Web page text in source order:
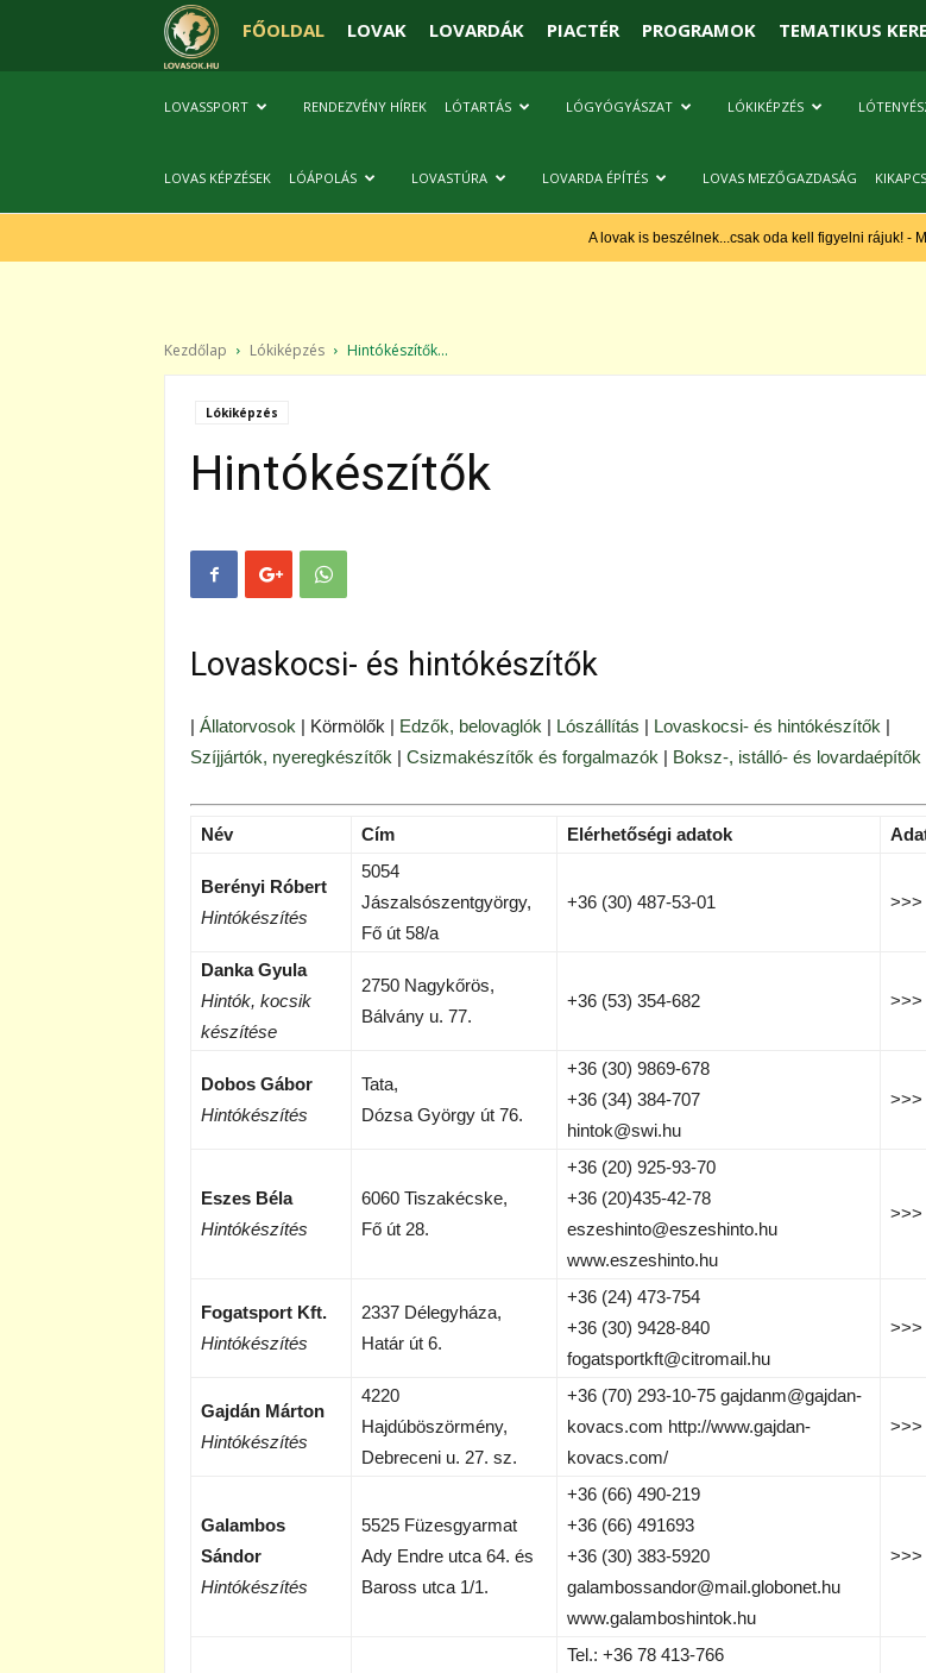
FŐOLDAL LOVAK LOVARDÁK PIACTÉR PROGRAMOK TEMATIKUS
LOVASSPORT RENDEZVÉNY HÍREK LÓTARTÁS LÓGYÓGYÁSZAT LÓKIKÉPZÉS
LOVAS KÉPZÉSEK LÓÁPOLÁS LOVASTÚRA LOVARDA ÉPÍTÉS LOVAS MEZŐGAZDASÁG
A lovak is beszélnek...csak oda kell figyelni rájuk! -
Kezdőlap Lókiképzés Hintókészítők...
Lókiképzés
Hintókészítők
Lovaskocsi- és hintókészítők
| Állatorvosok | Körmölők | Edzők, belovaglók | Lószállítás | Lovaskocsi- és hintókészítők |
Szíjjártók, nyeregkészítők | Csizmakészítők és forgalmazók | Boksz-, istálló- és lovardaépítők
Név Cím Elérhetőségi adatok
Berényi Róbert
Hintókészítés
5054
Jászalsószentgyörgy,
Fő út 58/a
+36 (30) 487-53-01 >>>
Danka Gyula
Hintók, kocsik
készítése
2750 Nagykőrös,
Bálvány u. 77.
+36 (53) 354-682 >>>
Dobos Gábor
Hintókészítés
Tata,
Dózsa György út 76.
+36 (30) 9869-678
+36 (34) 384-707
hintok@swi.hu
>>>
Eszes Béla
Hintókészítés
6060 Tiszakécske,
Fő út 28.
+36 (20) 925-93-70
+36 (20)435-42-78
eszeshinto@eszeshinto.hu
www.eszeshinto.hu
>>>
Fogatsport Kft.
Hintókészítés
2337 Délegyháza,
Határ út 6.
+36 (24) 473-754
+36 (30) 9428-840
fogatsportkft@citromail.hu
>>>
Gajdán Márton
Hintókészítés
4220
Hajdúböszörmény,
Debreceni u. 27. sz.
+36 (70) 293-10-75 gajdanm@gajdan-
kovacs.com http://www.gajdan-
kovacs.com/
>>>
Galambos
Sándor
Hintókészítés
5525 Füzesgyarmat
Ady Endre utca 64. és
Baross utca 1/1.
+36 (66) 490-219
+36 (66) 491693
+36 (30) 383-5920
galambossandor@mail.globonet.hu
www.galamboshintok.hu
>>>
Tel.: +36 78 413-766